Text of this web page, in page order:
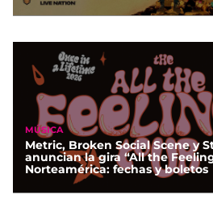
MÚSICA
Metric, Broken Social Scene y
anuncian la gira “All the
Norteamérica: fechas y boletos